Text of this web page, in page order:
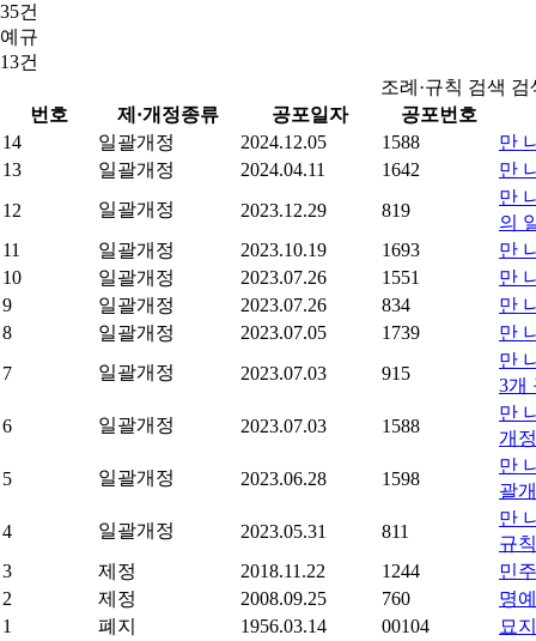
35건
예규
13건
조례·규칙 검색 검
번호
제·개정종류 공포일자
공포번호
14
일괄개정 2024.12.05 1588
만
13
일괄개정 2024.04.11 1642
만
12
일괄개정 2023.12.29 819
만
의
11
일괄개정 2023.10.19 1693
만
10
일괄개정 2023.07.26 1551
만
9
일괄개정 2023.07.26 834
만
8
일괄개정 2023.07.05 1739
만
7
일괄개정 2023.07.03 915
만
3개
6
일괄개정 2023.07.03 1588
만
개
5
일괄개정 2023.06.28 1598
만
괄
4
일괄개정 2023.05.31 811
만
규
3
제정 2018.11.22 1244
민
2
제정 2008.09.25 760
명
1
폐지 1956.03.14 00104
묘